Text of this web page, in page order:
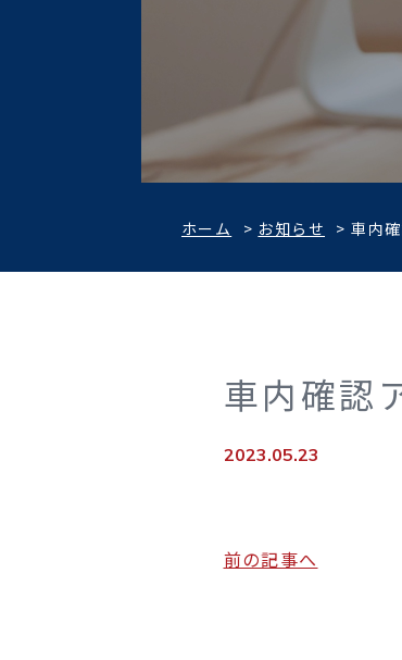
ホーム > お知らせ >車内
車内確認
2023.05.23
前の記事へ